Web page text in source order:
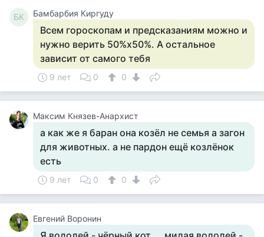
БК Бамбарбия Киргуду
Всем гороскопам и предсказаниям можно и
нужно верить 50%х50%. А остальное
зависит от самого тебя
9 лет 0 0
Максим Князев-Анархист
а как же я баран она козёл не семья а загон
для животных. а не пардон ещё козлёнок
есть
9 лет 0 0
Евгений Воронин